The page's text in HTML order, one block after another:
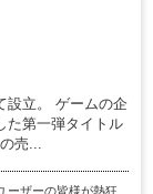
設立。 ゲームの企
た第一弾タイトル
売...
ーザーの皆様が熱狂